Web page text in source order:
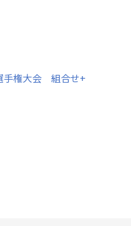
手権大会 組合せ+